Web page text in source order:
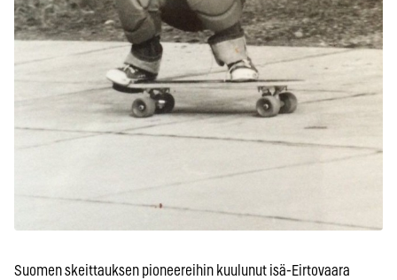
Suomen skeittauksen pioneereihin kuulunut isä-Eirtovaara